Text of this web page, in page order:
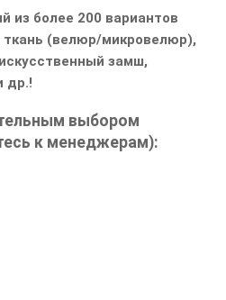
из более 200 вариантов
ткань (велюр/микровелюр),
замш,
др.!
выбором
к менеджерам):